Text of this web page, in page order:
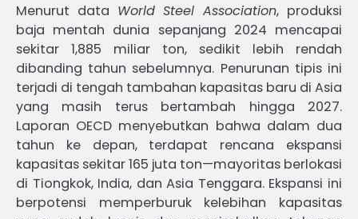
Menurut data World Steel Association, produksi
baja mentah dunia sepanjang 2024 mencapai
sekitar 1,885 miliar ton, sedikit lebih rendah
dibanding tahun sebelumnya. Penurunan tipis ini
terjadi di tengah tambahan kapasitas baru di Asia
yang masih terus bertambah hingga 2027.
Laporan OECD menyebutkan bahwa dalam dua
tahun ke depan, terdapat rencana ekspansi
kapasitas sekitar 165 juta ton—mayoritas berlokasi
di Tiongkok, India, dan Asia Tenggara. Ekspansi ini
berpotensi memperburuk kelebihan kapasitas